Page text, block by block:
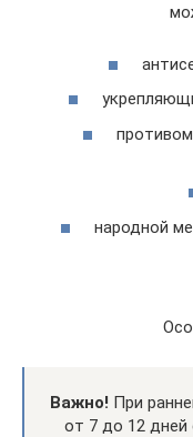
народной
Важно! При
от 7 до 12 дней